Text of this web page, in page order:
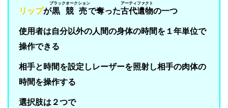
リップが黒競売
ブラックオークション
で奪った古代遺物
アーティファクト
の一つ
使用者は自分以外の人間の身体の時間を１年単位で
操作できる
相手と時間を設定しレーザーを照射し相手の肉体の
時間を操作する
選択肢は２つで